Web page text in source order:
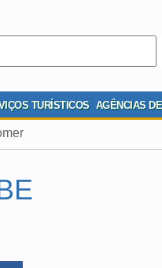
TURÍSTICOS AGÊNCIAS